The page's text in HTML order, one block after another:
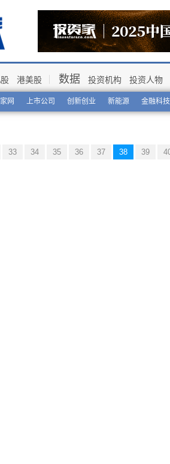
网 上市公司 创新创业 新能源 金融科技
港美股 数据 投资机构 投资人物
33 34 35 36 37 38 39